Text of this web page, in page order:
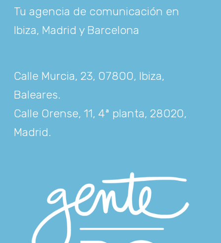
Tu agencia de comunicación en
Ibiza, Madrid y Barcelona
Calle Murcia, 23, 07800, Ibiza,
Baleares.
Calle Orense, 11, 4ª planta, 28020,
Madrid.